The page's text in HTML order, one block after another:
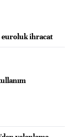
euroluk ihracat